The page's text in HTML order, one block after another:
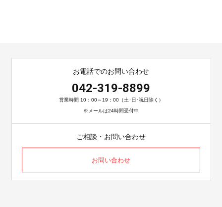
お電話でのお問い合わせ
042-319-8899
営業時間 10：00～19：00（土･日･祝日除く）
※メールは24時間受付中
ご相談・お問い合わせ
お問い合わせ